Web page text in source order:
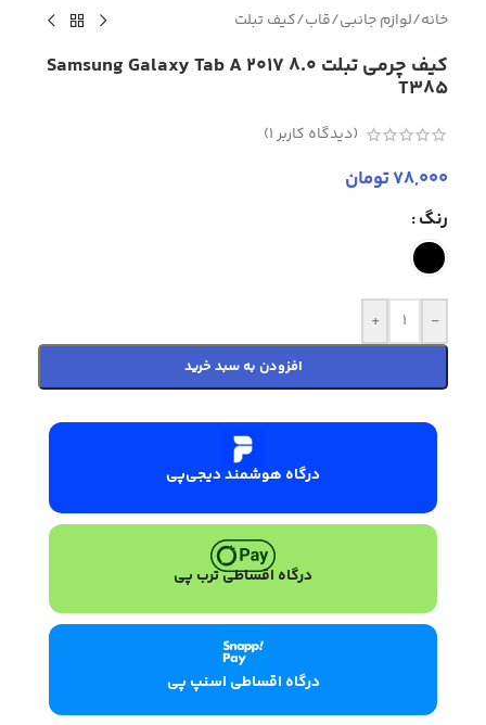
خانه/لوازم جانبی/قاب/کیف تبلت
کیف چرمی تبلت Samsung Galaxy Tab A 2017 8.0
T385
(دیدگاه کاربر1
)
78,000تومان
رنگ
-
+
افزودن به سبد خرید
درگاه هوشمند دیجی‌پی
درگاه اقساطی ترب پی
درگاه اقساطی اسنپ پی